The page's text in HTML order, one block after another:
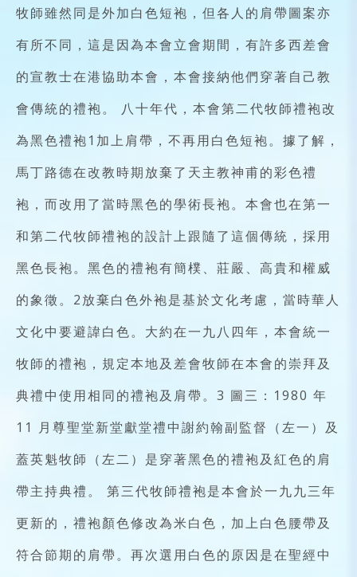
牧師雖然同是外加白色短袍，但各人的肩帶圖案亦
有所不同，這是因為本會立會期間，有許多西差會
的宣教士在港協助本會，本會接納他們穿著自己教
會傳統的禮袍。 八十年代，本會第二代牧師禮袍改
為黑色禮袍1加上肩帶，不再用白色短袍。據了解，
馬丁路德在改教時期放棄了天主教神甫的彩色禮
袍，而改用了當時黑色的學術長袍。本會也在第一
和第二代牧師禮袍的設計上跟隨了這個傳統，採用
黑色長袍。黑色的禮袍有簡樸、莊嚴、高貴和權威
的象徵。2放棄白色外袍是基於文化考慮，當時華人
文化中要避諱白色。大約在一九八四年，本會統一
牧師的禮袍，規定本地及差會牧師在本會的崇拜及
典禮中使用相同的禮袍及肩帶。3 圖三：1980 年
11 月尊聖堂新堂獻堂禮中謝約翰副監督（左一）及
蓋英魁牧師（左二）是穿著黑色的禮袍及紅色的肩
帶主持典禮。 第三代牧師禮袍是本會於一九九三年
更新的，禮袍顏色修改為米白色，加上白色腰帶及
符合節期的肩帶。再次選用白色的原因是在聖經中